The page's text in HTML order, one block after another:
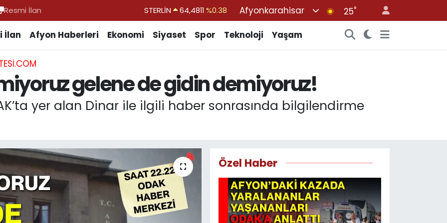
Resmi İlan GRAM ALTIN 6660.55 %0.03
EURO
55,2510%0.32
STERLİN
64,4811
Afyonkarahisar 25°
İlan Afyon Haberleri Ekonomi Siyaset Spor Teknoloji Yaşam
gelene de gidin demiyoruz!
yer alan Dinar ile ilgili haber sonrasında bilgilendirme
Özel Haber